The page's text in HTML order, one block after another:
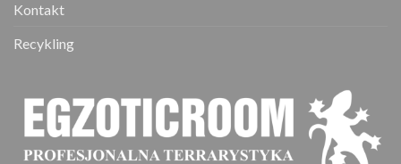
Kontakt
Recykling